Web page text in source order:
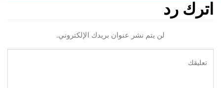
اترك رد
لن يتم نشر عنوان بريدك الإلكتروني.